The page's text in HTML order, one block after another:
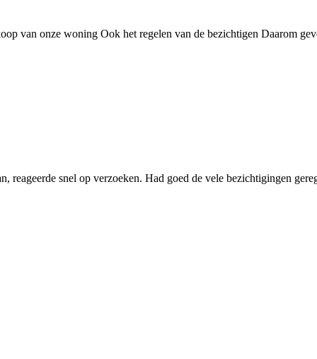
van onze woning Ook het regelen van de bezichtigen Daarom
reageerde snel op verzoeken. Had goed de vele bezichtigingen